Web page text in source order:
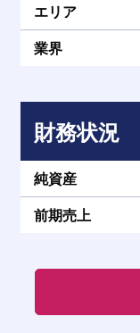
エリア
業界
財務状況
純資産
前期売上